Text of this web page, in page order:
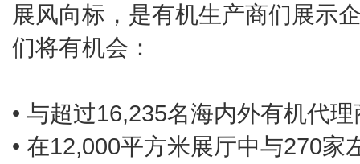
展风向标，是有机生产商们展示
们将有机会：
• 与超过16,235名海内外有机代
• 在12,000平方米展厅中与270